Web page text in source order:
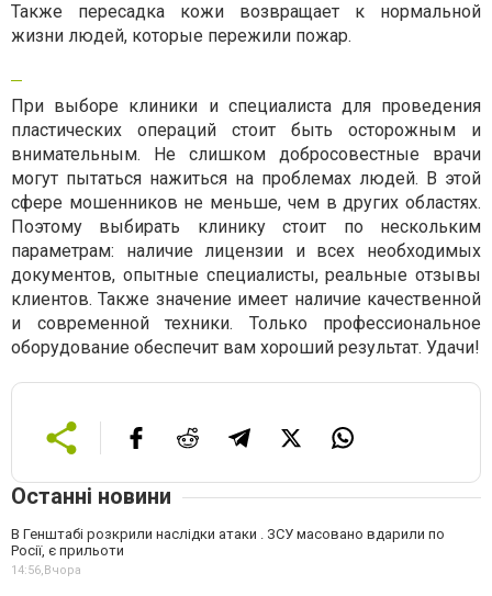
Также пересадка кожи возвращает к нормальной
жизни людей, которые пережили пожар.
При выборе клиники и специалиста для проведения
пластических операций стоит быть осторожным и
внимательным. Не слишком добросовестные врачи
могут пытаться нажиться на проблемах людей. В этой
сфере мошенников не меньше, чем в других областях.
Поэтому выбирать клинику стоит по нескольким
параметрам: наличие лицензии и всех необходимых
документов, опытные специалисты, реальные отзывы
клиентов. Также значение имеет наличие качественной
и современной техники. Только профессиональное
оборудование обеспечит вам хороший результат. Удачи!
Останні новини
В Генштабі розкрили наслідки атаки . ЗСУ масовано вдарили по
Росії, є прильоти
14:56,Вчора